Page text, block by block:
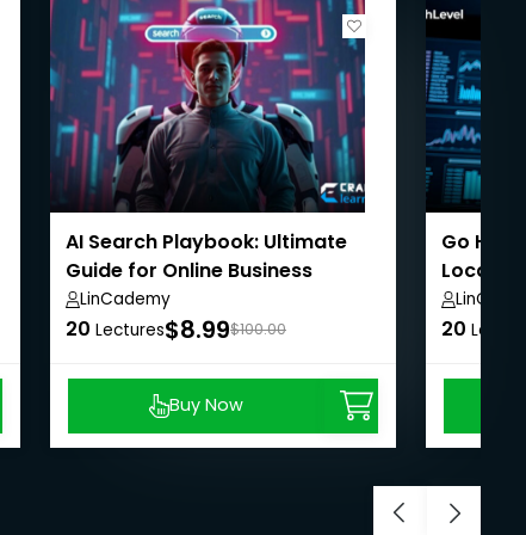
AI Search Playbook: Ultimate
Guide for Online Business
LinCademy
20 Lectures$8.99$100.00
Buy Now
Go
Local
Tools
20